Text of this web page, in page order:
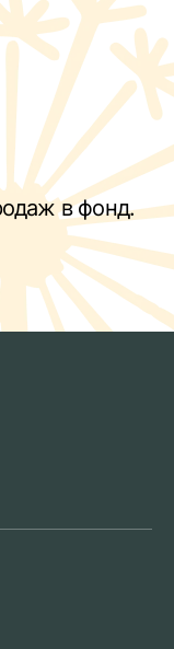
в фонд.